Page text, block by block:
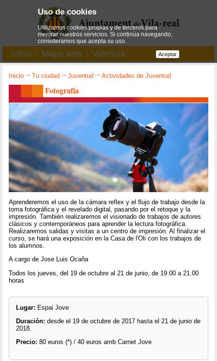
Inicio Mapa web Valencià
Inicio ->Tu ciudad ->Juventud ->Actividades de Juventud
Fotografía
Aprenderemos el uso de la cámara reflex y el flujo de trabajo desde la
toma fotográfica y el revelado digital, pasando por el retoque y la
impresión. También realizaremos el visionado de trabajos de autores
clásicos y contemporáneos para aprender la lectura fotográfica.
Realizaremos salidas y visitas a un centro de impresión. Al finalizar el
curso, se hará una exposición en la Casa de l'Oli con los trabajos de
los alumnos.
A cargo de Jose Luis Ocaña
Todos los jueves, del 19 de octubre al 21 de junio, de 19.00 a 21.00
horas
Lugar: Espai Jove
Duración: desde el 19 de octubre de 2017 hasta el 21 de junio de
2018.
Precio: 80 euros (*) / 40 euros amb Carnet Jove
Uso de cookies
Utilizamos cookies propias y de terceros para
mejorar nuestros servicios. Si continúa navegando,
consideramos que acepta su uso.
Aceptar